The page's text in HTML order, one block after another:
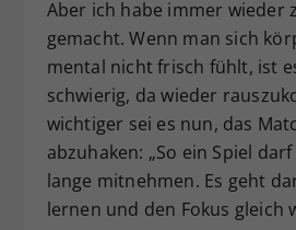
Aber ich habe immer wieder
gemacht. Wenn man sich
mental nicht frisch fühlt, ist
schwierig, da wieder
wichtiger sei es nun, das
abzuhaken: „So ein Spiel
lange mitnehmen. Es geht
lernen und den Fokus gleich